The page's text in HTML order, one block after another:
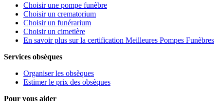
Choisir une pompe funèbre
Choisir un crematorium
Choisir un funérarium
Choisir un cimetière
En savoir plus sur la certification Meilleures Pompes Funèbres
Services obsèques
Organiser les obsèques
Estimer le prix des obsèques
Pour vous aider